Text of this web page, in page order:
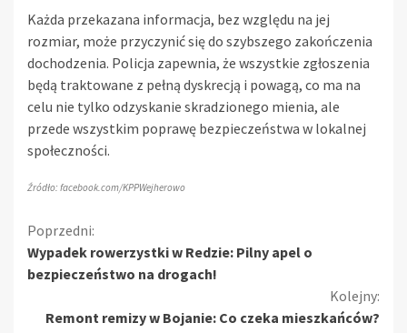
Każda przekazana informacja, bez względu na jej
rozmiar, może przyczynić się do szybszego zakończenia
dochodzenia. Policja zapewnia, że wszystkie zgłoszenia
będą traktowane z pełną dyskrecją i powagą, co ma na
celu nie tylko odzyskanie skradzionego mienia, ale
przede wszystkim poprawę bezpieczeństwa w lokalnej
społeczności.
Źródło: facebook.com/KPPWejherowo
Kontynuuj
czytanie
Poprzedni:
Wypadek rowerzystki w Redzie: Pilny apel o
bezpieczeństwo na drogach!
Kolejny:
Remont remizy w Bojanie: Co czeka mieszkańców?